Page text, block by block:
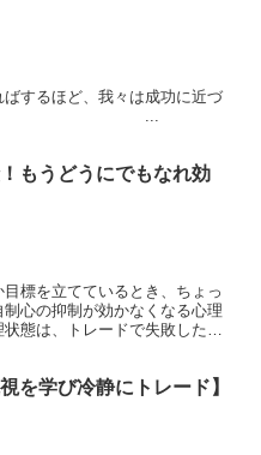
ばするほど、我々は成功に近づ
」 ...
！もうどうにでもなれ効
標を立てているとき、ちょっ
心の抑制が効かなくなる心理
態は、トレードで失敗した時
視を学び冷静にトレード】